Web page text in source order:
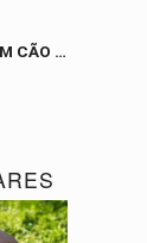
CÃO …